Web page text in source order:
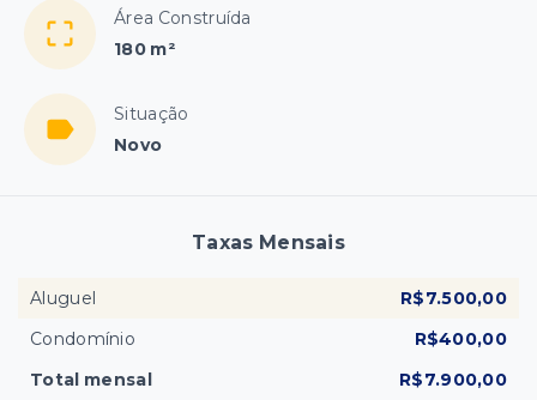
Área Construída
180 m²
Situação
Novo
Taxas Mensais
Aluguel
R$7.500,00
Condomínio
R$400,00
Total mensal
R$7.900,00